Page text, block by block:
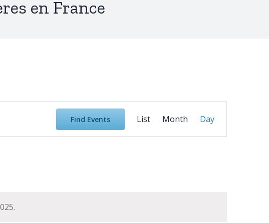
en France
Find Events List Month Day